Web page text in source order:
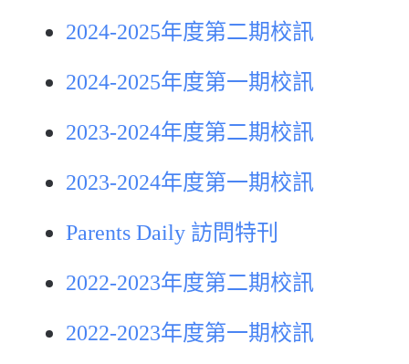
2024-2025年度第二期校訊
2024-2025年度第一期校訊
2023-2024年度第二期校訊
2023-2024年度第一期校訊
Parents Daily 訪問特刊
2022-2023年度第二期校訊
2022-2023年度第一期校訊